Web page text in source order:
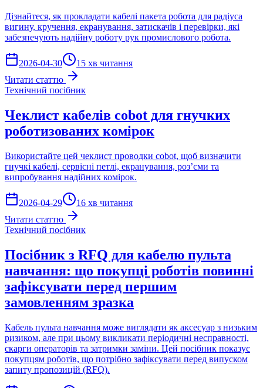
Дізнайтеся, як прокладати кабелі пакета робота для радіуса
вигину, кручення, екранування, затискачів і перевірки, які
забезпечують надійну роботу рук промислового робота.
2026-04-30
15 хв читання
Читати статтю
Технічний посібник
Чеклист кабелів cobot для гнучких
роботизованих комірок
Використайте цей чеклист проводки cobot, щоб визначити
гнучкі кабелі, сервісні петлі, екранування, роз’єми та
випробування надійних комірок.
2026-04-29
16 хв читання
Читати статтю
Технічний посібник
Посібник з RFQ для кабелю пульта
навчання: що покупці роботів повинні
зафіксувати перед першим
замовленням зразка
Кабель пульта навчання може виглядати як аксесуар з низьким
ризиком, але при цьому викликати періодичні несправності,
скарги операторів та затримки заміни. Цей посібник показує
покупцям роботів, що потрібно зафіксувати перед випуском
запиту пропозицій (RFQ).